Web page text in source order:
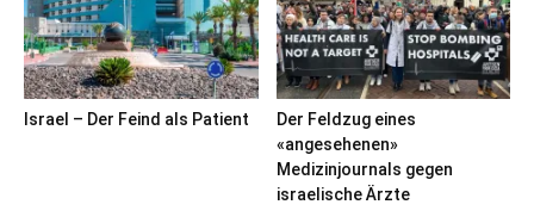
Israel – Der Feind als Patient
Der Feldzug eines
«angesehenen»
Medizinjournals gegen
israelische Ärzte